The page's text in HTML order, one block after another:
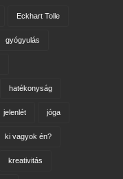
Eckhart Tolle
gyógyulás
hatékonyság
jelenlét jóga
ki vagyok én?
kreativitás